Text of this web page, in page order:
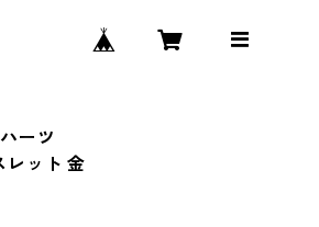
ーツ
レット 金